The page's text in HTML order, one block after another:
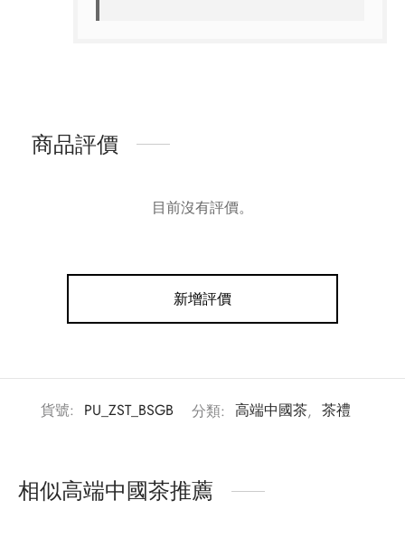
商品評價
目前沒有評價。
新增評價
貨號: PU_ZST_BSGB 分類: 高端中國茶, 茶禮
相似高端中國茶推薦